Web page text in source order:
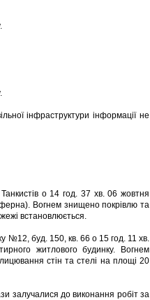
інфраструктури інформації не
о 14 год. 37 хв. 06 жовтня
Вогнем знищено покрівлю та
встановлюється.
№12, буд. 150, кв. 66 о 15 год. 11 хв.
житлового будинку. Вогнем
стін та стелі на площі 20
залучалися до виконання робіт за